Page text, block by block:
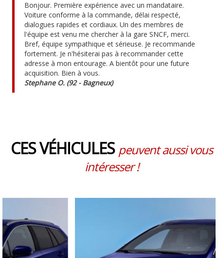
Bonjour. Première expérience avec un mandataire.
Voiture conforme à la commande, délai respecté,
dialogues rapides et cordiaux. Un des membres de
l'équipe est venu me chercher à la gare SNCF, merci.
Bref, équipe sympathique et sérieuse. Je recommande
fortement. Je n'hésiterai pas à recommander cette
adresse à mon entourage. A bientôt pour une future
acquisition. Bien à vous.
Stephane O. (92 - Bagneux)
CES VÉHICULES peuvent aussi vous
intéresser !